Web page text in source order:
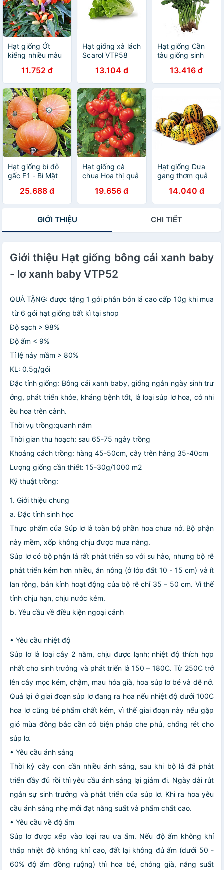
Hạt giống Ớt
kiểng nhiều màu
VTP8011.752 đ
Hạt giống xà lách
Scarol VTP58
13.104 đ
Hạt giống Cần
tàu giống sinh
mầm tốt VTP30
13.416 đ
Hạt giống bí đỏ
gấc F1 - Bí Mặt
25.688 đ
Hạt giống cà
chua Hoa thị quả
suất cao VTP55
19.656 đ
Hạt giống Dưa
gang thơm quả
14.040 đ
GIỚI THIỆU CHI TIẾT
Giới thiệu Hạt giống bông cải xanh baby
- lơ xanh baby VTP52
QUÀ TẶNG: được tặng 1 gói phân bón lá cao cấp 10g khi mua
từ 6 gói hạt giống bất kì tại shop
Độ sạch > 98%
Độ ẩm < 9%
Tỉ lệ nảy mầm > 80%
KL: 0.5g/gói
Đặc tính giống: Bông cải xanh baby, giống ngắn ngày sinh trư
ởng, phát triển khỏe, kháng bệnh tốt, là loại súp lơ hoa, có nhi
ều hoa trên cành.
Thời vụ trồng:quanh năm
Thời gian thu hoạch: sau 65-75 ngày trồng
Khoảng cách trồng: hàng 45-50cm, cây trên hàng 35-40cm
Lượng giống cần thiết: 15-30g/1000 m2
Kỹ thuật trồng:
1. Giới thiệu chung
a. Đặc tính sinh học
Thực phẩm của Súp lơ là toàn bộ phần hoa chưa nở. Bộ phận
này mềm, xốp không chịu được mưa nắng.
Súp lơ có bộ phận lá rất phát triển so với su hào, nhưng bộ rễ
phát triển kém hơn nhiều, ăn nông (ở lớp đất 10 - 15 cm) và ít
lan rộng, bán kính hoạt động của bộ rễ chỉ 35 – 50 cm. Vì thế
tính chịu hạn, chịu nước kém.
b. Yêu cầu về điều kiện ngoại cảnh
• Yêu cầu nhiệt độ
Súp lơ là loại cây 2 năm, chịu được lạnh; nhiệt độ thích hợp
nhất cho sinh trưởng và phát triển là 150 – 180C. Từ 250C trở
lên cây mọc kém, chậm, mau hóa già, hoa súp lơ bé và dễ nở.
Quả lại ở giai đoạn súp lơ đang ra hoa nếu nhiệt độ dưới 100C
hoa lơ cũng bé phẩm chất kém, vì thế giai đoạn này nếu gặp
gió mùa đông bắc cần có biện pháp che phủ, chống rét cho
súp lơ.
• Yêu cầu ánh sáng
Thời kỳ cây con cần nhiều ánh sáng, sau khi bộ lá đã phát
triển đầy đủ rồi thì yêu cầu ánh sáng lại giảm đi. Ngày dài rút
ngắn sự sinh trưởng và phát triển của súp lơ. Khi ra hoa yêu
cầu ánh sáng nhẹ mới đạt năng suất và phẩm chất cao.
• Yêu cầu về độ ẩm
Súp lơ được xếp vào loại rau ưa ẩm. Nếu độ ẩm không khí
thấp nhiệt độ không khí cao, đất lại không đủ ẩm (dưới 50 -
60% độ ẩm đồng ruộng) thì hoa bé, chóng già, năng suất